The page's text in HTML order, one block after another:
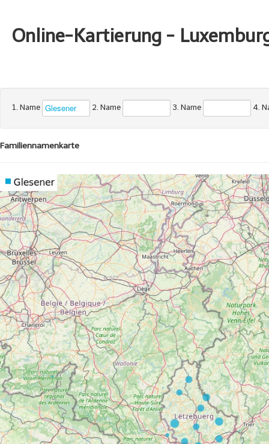
Online-Kartierung -
1. Name 2. Name 3. Name 4.
Familiennamenkarte